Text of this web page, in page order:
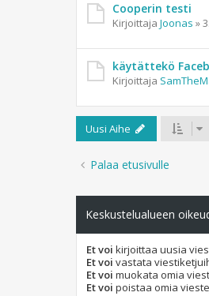
Cooperin testi
Kirjoittaja Joonas »
käytättekö
Kirjoittaja
Uusi Aihe
Palaa etusivulle
Keskustelualueen
Et voi kirjoittaa uusia
Et voi vastata
Et voi muokata omia
Et voi poistaa omia